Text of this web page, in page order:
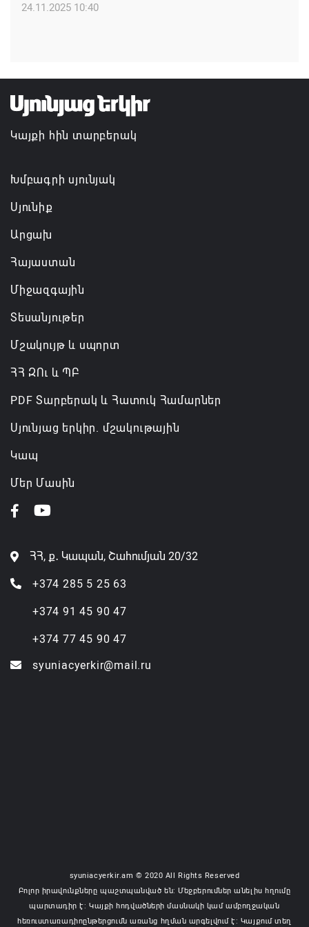
Եկեղեցիների համաշխարհային խորհուրդը
մտահոգություն է հայտնել Եկեղեցու շուրջ
ստեղծված իրավիճակի հետ կապված
24.11.2025 10:40
Կայքի հին տարբերակ
Խմբագրի սյունյակ
Սյունիք
Արցախ
Հայաստան
Միջազգային
Տեսանյութեր
Մշակույթ և սպորտ
ՀՀ ԶՈւ և ՊԲ
PDF Տարբերակ և Հատուկ Համարներ
Սյունյաց երկիր. մշակութային
Կապ
Մեր Մասին
ՀՀ, ք․ Կապան, Շահումյան 20/32
+374 285 5 25 63
+374 91 45 90 47
+374 77 45 90 47
syuniacyerkir@mail.ru
syuniacyerkir.am © 2020 All Rights Reserved
Բոլոր իրավունքները պաշտպանված են: Մեջբերումներ անելիս հղումը
պարտադիր է: Կայքի հոդվածների մասնակի կամ ամբողջական
հեռուստառադիոընթերցումն առանց հղման արգելվում է: Կայքում տեղ